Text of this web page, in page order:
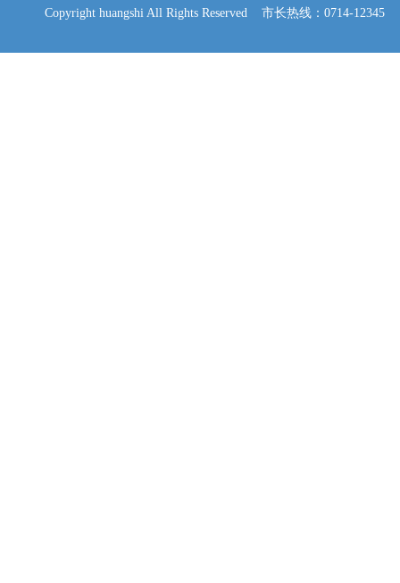
Copyright huangshi All Rights Reserved 市长热线：0714-12345